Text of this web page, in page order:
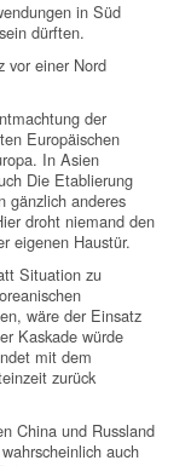
in Süd
dürften.
vor einer Nord
der
Europäischen
In Asien
Die Etablierung
gänzlich anderes
droht niemand den
eigenen Haustür.
Situation zu
wäre der Einsatz
Kaskade würde
mit dem
zurück
China und Russland
auch